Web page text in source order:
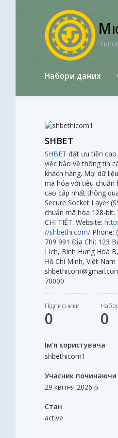
Набори даних
SHBET
SHBET đặt ưu tiên
việc bảo vệ thông tin
khách hàng. Mọi dữ
mã hóa với tiêu chuẩn
cao cấp nhất thông
Secure Socket Layer
chuẩn mã hóa 128-bit.
CHI TIẾT: Website:
//shbethi.com/ Phone:
709 991 Địa Chỉ: 123
Lịch, Bình Hưng Hoà
Hồ Chí Minh, Việt Nam
70000
Підписники
0 0
Ім'я користувача
shbethicom1
Учасник починаючи
29 квітня 2026 р.
Стан
active